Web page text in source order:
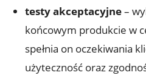
testy akceptacyjne–
końcowym produkcie w
spełnia on oczekiwania
użyteczność oraz